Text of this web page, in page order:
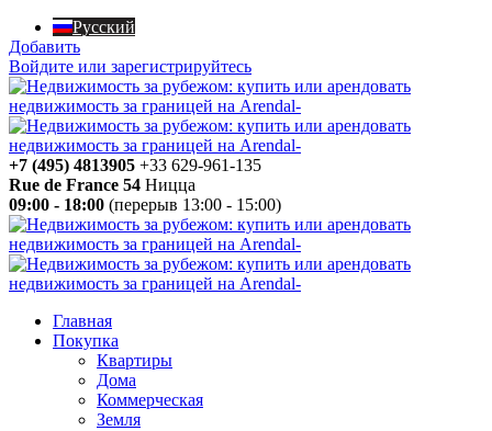
Русский
Добавить
Войдите или зарегистрируйтесь
+7 (495) 4813905 +33 629-961-135
Rue de France 54 Ницца
09:00 - 18:00 (перерыв 13:00 - 15:00)
Главная
Покупка
Квартиры
Дома
Коммерческая
Земля